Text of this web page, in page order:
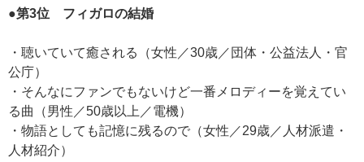
●第3位 フィガロの結婚
・聴いていて癒される（女性／30歳／団体・公益法人・官
公庁）
・そんなにファンでもないけど一番メロディーを覚えてい
る曲（男性／50歳以上／電機）
・物語としても記憶に残るので（女性／29歳／人材派遣・
人材紹介）